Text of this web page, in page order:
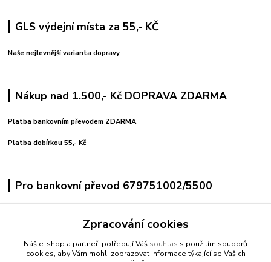
GLS výdejní místa za 55,- KČ
Naše nejlevnější varianta dopravy
Nákup nad 1.500,- Kč DOPRAVA ZDARMA
Platba bankovním převodem ZDARMA
Platba dobírkou 55,- Kč
Pro bankovní převod 679751002/5500
pro pohodlné platby použijte vygenerovaný QR kód
Zpracování cookies
Náš e-shop a partneři potřebují Váš souhlas s použitím souborů
cookies, aby Vám mohli zobrazovat informace týkající se Vašich